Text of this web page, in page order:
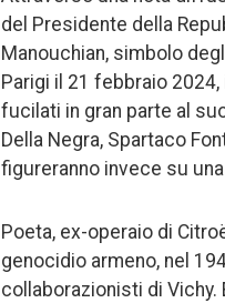
del Presidente della
Manouchian, simbolo
Parigi il 21 febbraio
fucilati in gran parte al
Della Negra, Spartaco
figureranno invece su
Poeta, ex-operaio di
genocidio armeno, nel
collaborazionisti di